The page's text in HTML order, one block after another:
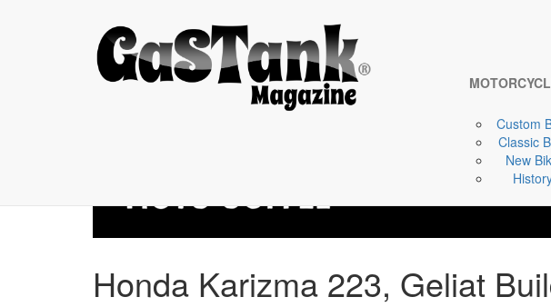
Custom
Classic
New
Honda Karizma 223, ...
Honda Karizma 223, Geliat